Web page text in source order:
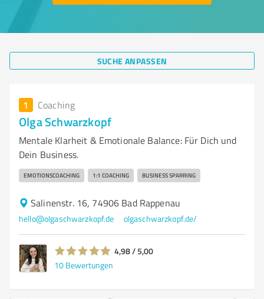
SUCHE ANPASSEN
1 Coaching
Olga Schwarzkopf
Mentale Klarheit & Emotionale Balance: Für Dich und
Dein Business.
EMOTIONSCOACHING 1:1 COACHING BUSINESS SPARRING
Salinenstr. 16, 74906 Bad Rappenau
hello@olgaschwarzkopf.de olgaschwarzkopf.de/
4,98 / 5,00
10 Bewertungen